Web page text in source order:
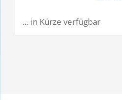
… in Kürze verfügbar